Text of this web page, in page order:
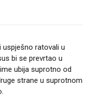
ratovali u
bi se prevrtao u
ubija suprotno od
strane u suprotnom